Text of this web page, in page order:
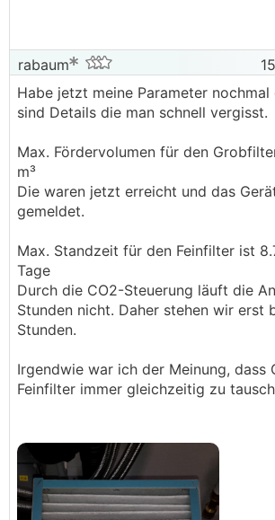
rabaum
Habe jetzt meine Parameter
sind Details die man schnell vergisst.
Max. Fördervolumen für den
m³
Die waren jetzt erreicht und das
gemeldet.
Max. Standzeit für den Feinfilter ist
Tage
Durch die CO2-Steuerung läuft die
Stunden nicht. Daher stehen wir erst
Stunden.
Irgendwie war ich der Meinung, dass
Feinfilter immer gleichzeitig zu